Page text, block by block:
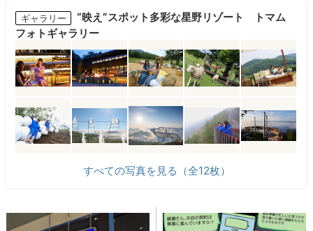
ギャラリー
“映え”スポット多彩な星野リゾート トマム
フォトギャラリー
すべての写真を見る（全12枚）